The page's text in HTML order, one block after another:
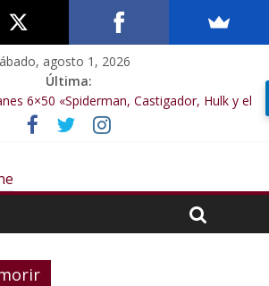
agosto 1, 2026
Última:
6×50 «Spiderman, Castigador, Hulk y el
6×49 «Kiritaaaaa»
6×47 «De nada por nada»
6×46 «Ciudadano Minion»